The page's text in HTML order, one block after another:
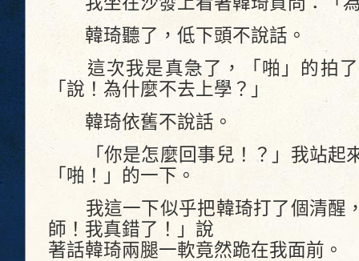
韓琦聽了，低下頭不說話。
這次我是真急了，「啪」的拍了
「說！為什麼不去上學？」
韓琦依舊不說話。
「你是怎麼回事兒！？」我站起
「啪！」的一下。
我這一下似乎把韓琦打了個清醒
師！我真錯了！」說
著話韓琦兩腿一軟竟然跪在我面前。